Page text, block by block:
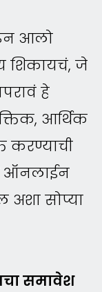
आलो
शिकायचं, जे
हे
आर्थिक
करण्याची
ऑनलाईन
सोप्या
समावेश